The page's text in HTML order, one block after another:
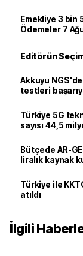
Emekliye 3 bin
Ödemeler 7
Editörün
Akkuyu
testleri
Türkiye 5G
sayısı 44,5
Bütçede AR-
liralık kaynak
Türkiye ile
atıldı
İlgili